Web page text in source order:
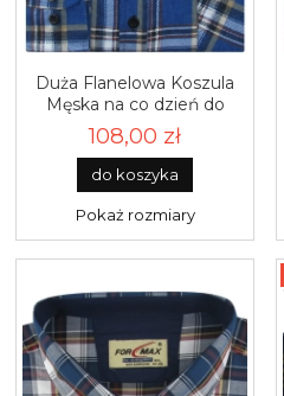
Duża Flanelowa Koszula
Męska na co dzień do
pracy chabrowa w kratę z
długim rękawem Duże
rozmiary Pradizo J013
108,00 zł
do koszyka
Pokaż rozmiary